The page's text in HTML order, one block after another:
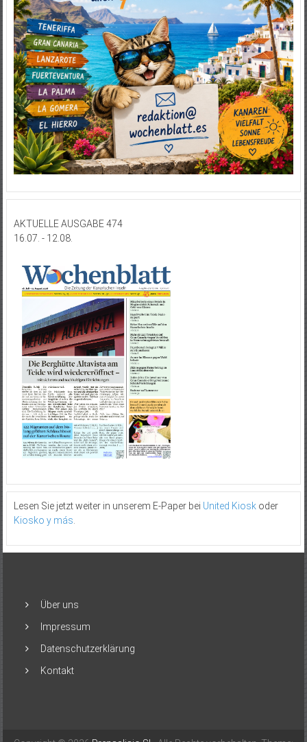
AKTUELLE AUSGABE 474
16.07. - 12.08.
Lesen Sie jetzt weiter in unserem E-Paper bei United Kioskoder
Kiosko y más.
Über uns
Impressum
Datenschutzerklärung
Kontakt